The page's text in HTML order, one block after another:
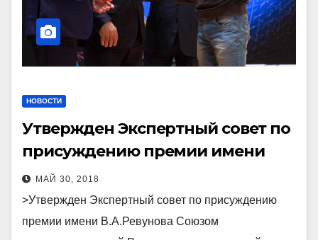
НОВОСТИ
Утвержден Экспертный совет по
присуждению премии имени
В.А.Ревунова
МАЙ 30, 2018
>Утвержден Экспертный совет по присуждению
премии имени В.А.Ревунова Союзом